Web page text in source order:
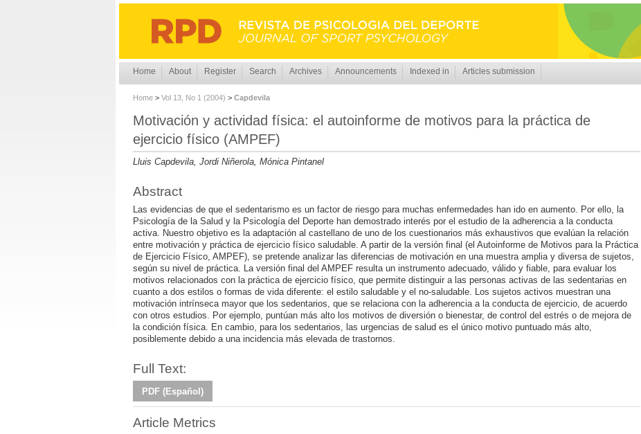
Home About Register Search Archives Announcements Indexed in Articles submission
Home > Vol 13, No 1 (2004) > Capdevila
Motivación y actividad física: el autoinforme de motivos para la práctica de
ejercicio físico (AMPEF)
Lluis Capdevila, Jordi Niñerola, Mónica Pintanel
Abstract
Las evidencias de que el sedentarismo es un factor de riesgo para muchas enfermedades han ido en aumento. Por ello, la
Psicología de la Salud y la Psicología del Deporte han demostrado interés por el estudio de la adherencia a la conducta
activa. Nuestro objetivo es la adaptación al castellano de uno de los cuestionarios más exhaustivos que evalúan la relación
entre motivación y práctica de ejercicio físico saludable. A partir de la versión final (el Autoinforme de Motivos para la Práctica
de Ejercicio Físico, AMPEF), se pretende analizar las diferencias de motivación en una muestra amplia y diversa de sujetos,
según su nivel de práctica. La versión final del AMPEF resulta un instrumento adecuado, válido y fiable, para evaluar los
motivos relacionados con la práctica de ejercicio físico, que permite distinguir a las personas activas de las sedentarias en
cuanto a dos estilos o formas de vida diferente: el estilo saludable y el no-saludable. Los sujetos activos muestran una
motivación intrínseca mayor que los sedentarios, que se relaciona con la adherencia a la conducta de ejercicio, de acuerdo
con otros estudios. Por ejemplo, puntúan más alto los motivos de diversión o bienestar, de control del estrés o de mejora de
la condición física. En cambio, para los sedentarios, las urgencias de salud es el único motivo puntuado más alto,
posiblemente debido a una incidencia más elevada de trastornos.
Full Text:
PDF (Español)
Article Metrics